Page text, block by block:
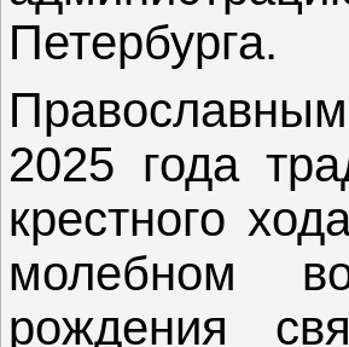
Петербурга.
2025 года
крестного
молебном
рождения